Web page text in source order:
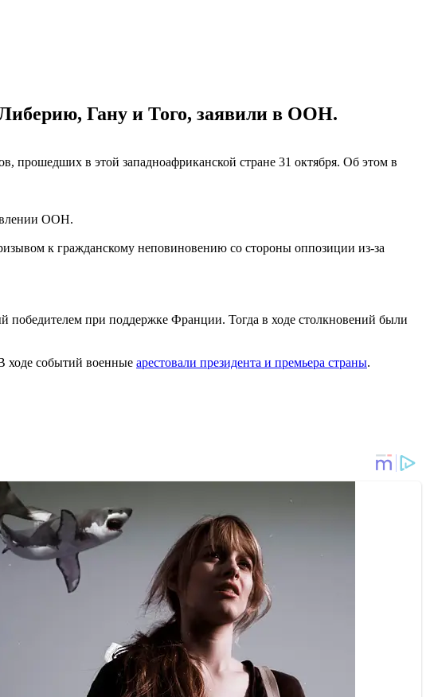
Гану и Того, заявили в ООН.
прошедших в этой западноафриканской стране 31 октября. Об этом в
ООН.
к гражданскому неповиновению со стороны оппозиции из-за
победителем при поддержке Франции. Тогда в ходе столкновений были
ходе событий военные арестовали президента и премьера страны.